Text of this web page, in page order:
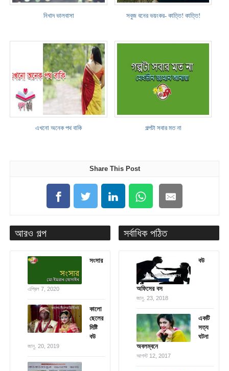
নিখাদ ভালবাসা সবুজ বনের ভয়ংকর- কাত্তি! কাত্তি!
এখনো অনেক পথ বাকি গল্পটা সবার মত না
Share This Post
আরও গল্প
সংসার
এপ্রিল 7, 2020
কালো
ছেলের
মিষ্টি
বউ
জানু. 20, 2019
সর্বাধিক পঠিত
বউ
অফিসের বস
জানু. 23, 2018
একটি
সত্য
ঘটনা
অবলম্বনে
আগস্ট 12, 2017